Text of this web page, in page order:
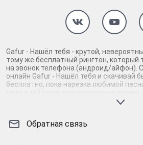
Gafur - Нашёл тебя - крутой,
тому же бесплатный рингтон, который
на звонок телефона (андроид/айфон).
онлайн Gafur - Нашёл тебя и скачивай
бесплатно, пока нарезка любимой
мелодией у каждого второго на
скачает бесплатно сей шедевр музыки
mp3 песни на звонок телефона, ну,
Обратная связь